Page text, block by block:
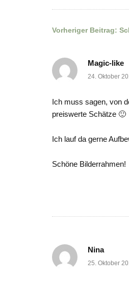
Vorheriger Beitrag:
Magic-like
24. Oktober
Ich muss sagen, von
preiswerte Schätze 🙂
Ich lauf da gerne
Schöne Bilderrahmen!
Nina
25. Oktober